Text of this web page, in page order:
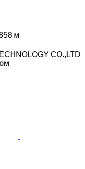
м
CO.,LTD